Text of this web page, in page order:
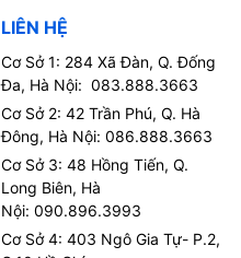
LIÊN HỆ
Cơ Sở 1: 284 Xã Đàn, Q. Đống
Đa, Hà Nội: 083.888.3663
Cơ Sở 2: 42 Trần Phú, Q. Hà
Đông, Hà Nội: 086.888.3663
Cơ Sở 3: 48 Hồng Tiến, Q.
Long Biên, Hà
Nội: 090.896.3993
Cơ Sở 4: 403 Ngô Gia Tự- P.2,